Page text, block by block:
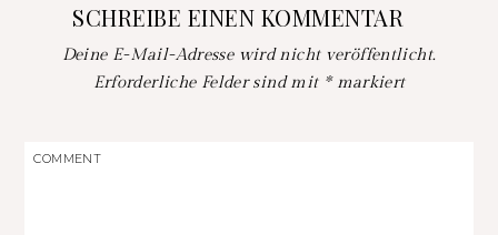
SCHREIBE EINEN KOMMENTAR
Deine E-Mail-Adresse wird nicht veröffentlicht.
Erforderliche Felder sind mit *markiert